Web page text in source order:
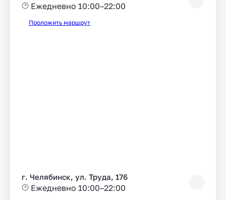
Ежедневно 10:00–22:00
Проложить маршрут
г. Челябинск, ул. Труда, 176
Ежедневно 10:00–22:00